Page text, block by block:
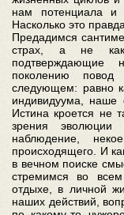
нам потенциала и
Насколько это
Предадимся
страх, а не
подтверждающие
поколению
следующем: равно
индивидуума,
Истина кроется не
зрения
наблюдение,
происходящего. И
в вечном поиске
стремимся во
отдыхе, в личной
наших действий,